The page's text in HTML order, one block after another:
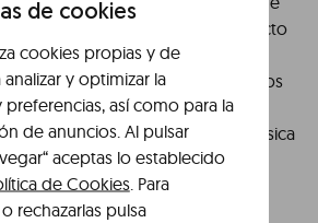
el evento se retransmite en directo
Otras personas tienen una
la carrera al observar el paso de los
balcón. En definitiva, es
con una excelente preparación física
para correr: no es un
todas las personas.
de cookies
cookies propias y de
y optimizar la
así como para la
de anuncios. Al pulsar
aceptas lo establecido
de Cookies. Para
rechazarlas pulsa